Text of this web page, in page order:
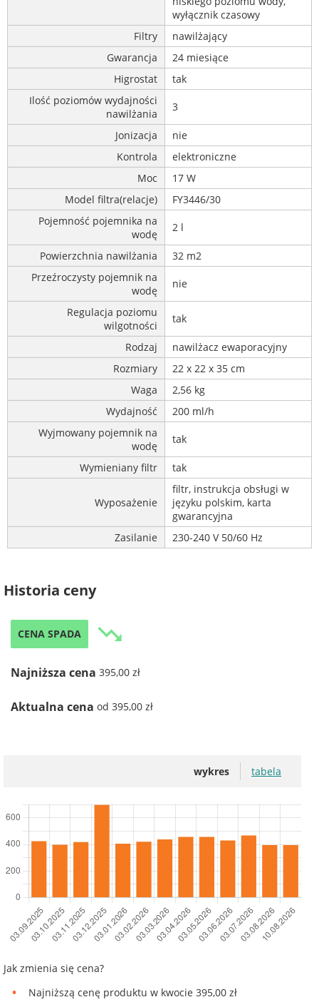
wyłącznik czasowy
Filtry
nawilżający
Gwarancja
24 miesiące
Higrostat
tak
Ilość poziomów wydajności
nawilżania
3
Jonizacja
nie
Kontrola
elektroniczne
Moc
17 W
Model filtra(relacje)
FY3446/30
Pojemność pojemnika na
wodę
2 l
Powierzchnia nawilżania
32 m2
Przeźroczysty pojemnik na
wodę
nie
Regulacja poziomu
wilgotności
tak
Rodzaj
nawilżacz ewaporacyjny
Rozmiary
22 x 22 x 35 cm
Waga
2,56 kg
Wydajność
200 ml/h
Wyjmowany pojemnik na
wodę
tak
Wymieniany filtr tak
Wyposażenie
filtr, instrukcja obsługi w
języku polskim, karta
gwarancyjna
Zasilanie
230-240 V 50/60 Hz
Historia ceny
CENA SPADA trending_down
Najniższa cena 395,00 zł
Aktualna cena od 395,00 zł
wykres tabela
Jak zmienia się cena?
Najniższą cenę produktu w kwocie 395,00 zł